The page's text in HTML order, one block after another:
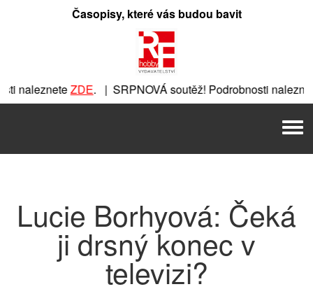
Časopisy, které vás budou bavit
nalezneteZDE. | SRPNOVÁ soutěž! Podrobnosti
. |
Lucie Borhyová: Čeká
ji drsný konec v
televizi?